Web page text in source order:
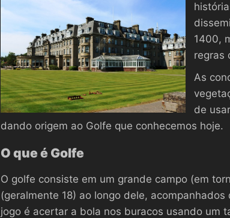
1400,
regras
As
de
dando origem ao Golfe que conhecemos hoje.
O que é Golfe
O golfe consiste em um grande campo (em
(geralmente 18) ao longo dele,
jogo é acertar a bola nos buracos usando um